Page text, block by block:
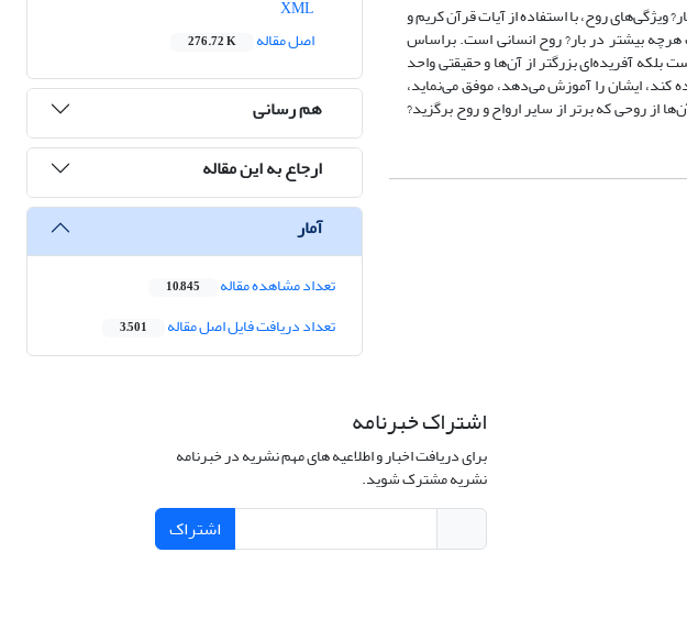
ویژگی‌های روح، با استفاده از آیات قرآن کریم و
بیشتر در بار? روح انسانی است. براساس
آفریده‌ای بزرگتر از آن‌ها و حقیقتی واحد
کند، ایشان را آموزش می‌دهد، موفق می‌نماید،
روحی که برتر از سایر ارواح و روح برگزید?
اصل مقاله
276.72 K
هم رسانی
ارجاع به این مقاله
آمار
تعداد مشاهده مقاله 10,845
تعداد دریافت فایل اصل مقاله 3,501
اشتراک خبرنامه
برای دریافت اخبار و اطلاعیه های مهم نشریه در خبرنامه
نشریه مشترک شوید.
اشتراک